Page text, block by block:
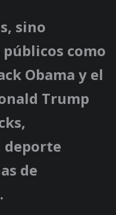
sino
como
Obama y el
Trump
deporte
de